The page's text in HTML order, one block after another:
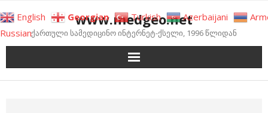
to
content
www.medgeo.net
ქართული სამედიცინო ინტერნეტ-ქსელი, 1996 წლიდან
English Georgian Turkish Azerbaijani
Russian